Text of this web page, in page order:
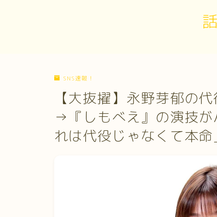
SNS速報！
【大抜擢】永野芽郁の
→『しもべえ』の演技
れは代役じゃなくて本